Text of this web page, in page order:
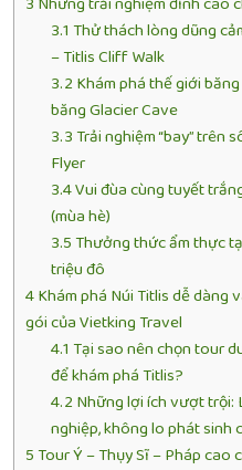
3.1 Thử thách lòng dũng
– Titlis Cliff Walk
3.2 Khám phá thế giới
băng Glacier Cave
3.3Trải nghiệm “bay” trên
Flyer
3.4Vui đùa cùng tuyết
(mùa hè)
3.5Thưởng thức ẩm thực
triệu đô
4Khám phá Núi Titlis dễ dàng
gói của Vietking Travel
4.1 Tại sao nên chọn tour
để khám phá Titlis?
4.2 Những lợi ích vượt trội:
nghiệp, không lo phát sinh
5Tour Ý – Thụy Sĩ – Pháp cao